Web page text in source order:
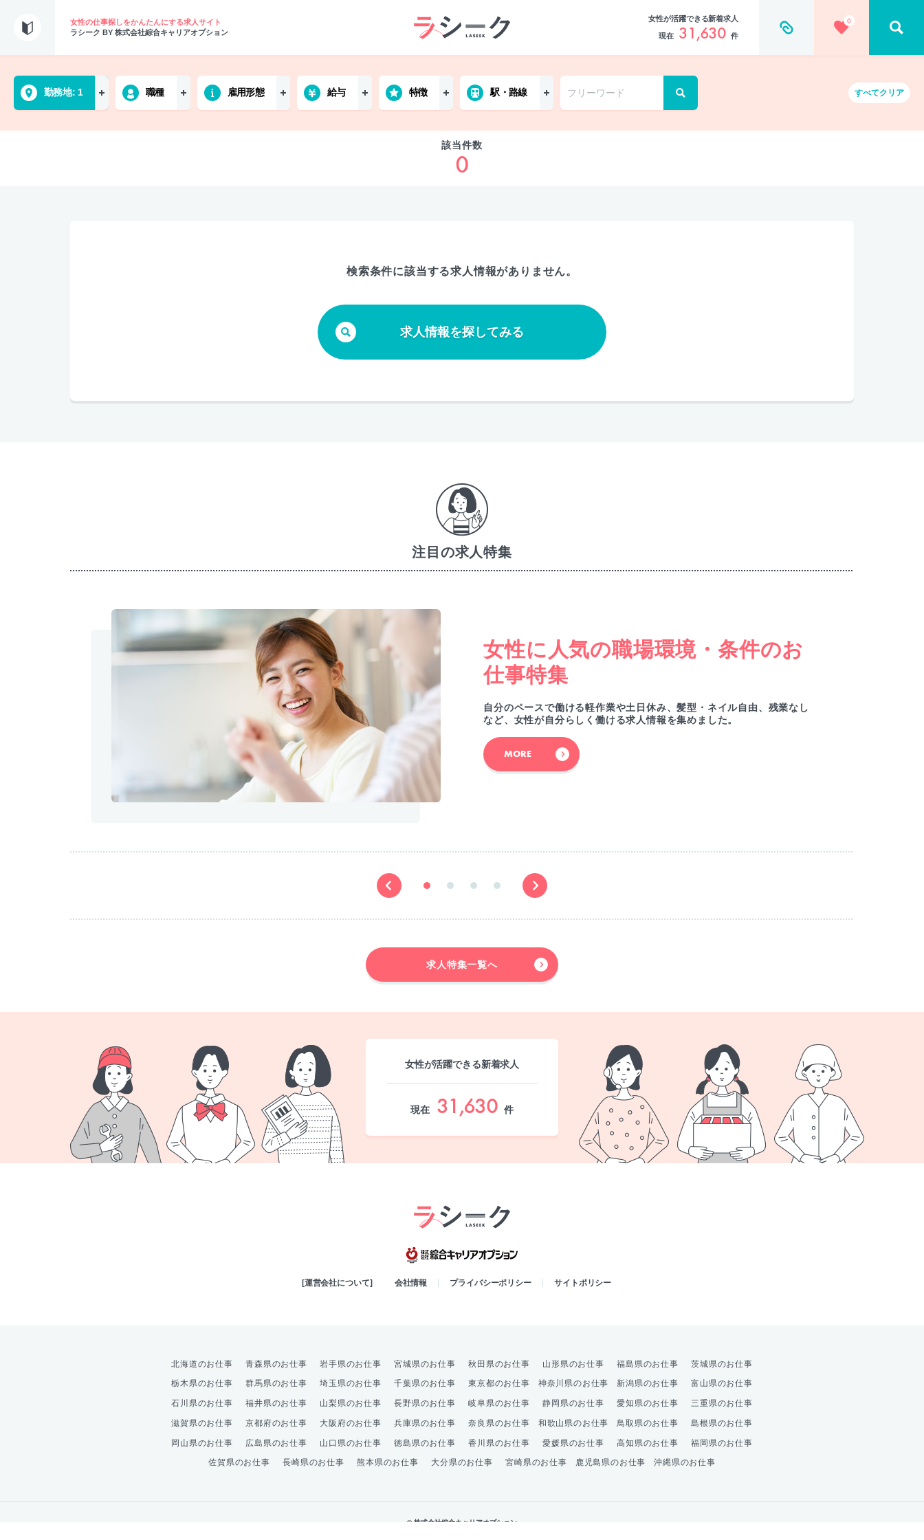
女性の仕事探しをかんたんにする求人サイト
ラシーク BY 株式会社綜合キャリアオプション
女性が活躍できる新着求人
現在 31,630 件
0
勤務地 1 職種 雇用形態 給与 特徴 駅・路線 すべてクリア
該当件数
0
検索条件に該当する求人情報がありません。
求人情報を探してみる
注目の求人特集
女性に人気の職場環境・条件のお
仕事特集
自分のペースで働ける軽作業や土日休み、髪型・ネイル自由、残業なし
など、女性が自分らしく働ける求人情報を集めました。
MORE
求人特集一覧へ
女性が活躍できる新着求人
現在 31,630 件
[運営会社について] 会社情報 プライバシーポリシー サイトポリシー
北海道のお仕事 青森県のお仕事 岩手県のお仕事 宮城県のお仕事 秋田県のお仕事 山形県のお仕事 福島県のお仕事 茨城県のお仕事
栃木県のお仕事 群馬県のお仕事 埼玉県のお仕事 千葉県のお仕事 東京都のお仕事 神奈川県のお仕事 新潟県のお仕事 富山県のお仕事
石川県のお仕事 福井県のお仕事 山梨県のお仕事 長野県のお仕事 岐阜県のお仕事 静岡県のお仕事 愛知県のお仕事 三重県のお仕事
滋賀県のお仕事 京都府のお仕事 大阪府のお仕事 兵庫県のお仕事 奈良県のお仕事 和歌山県のお仕事 鳥取県のお仕事 島根県のお仕事
岡山県のお仕事 広島県のお仕事 山口県のお仕事 徳島県のお仕事 香川県のお仕事 愛媛県のお仕事 高知県のお仕事 福岡県のお仕事
佐賀県のお仕事 長崎県のお仕事 熊本県のお仕事 大分県のお仕事 宮崎県のお仕事 鹿児島県のお仕事 沖縄県のお仕事
© 株式会社綜合キャリアオプション